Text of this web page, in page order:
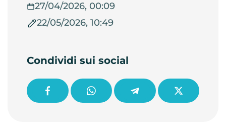
27/04/2026, 00:09
22/05/2026, 10:49
Condividi sui social